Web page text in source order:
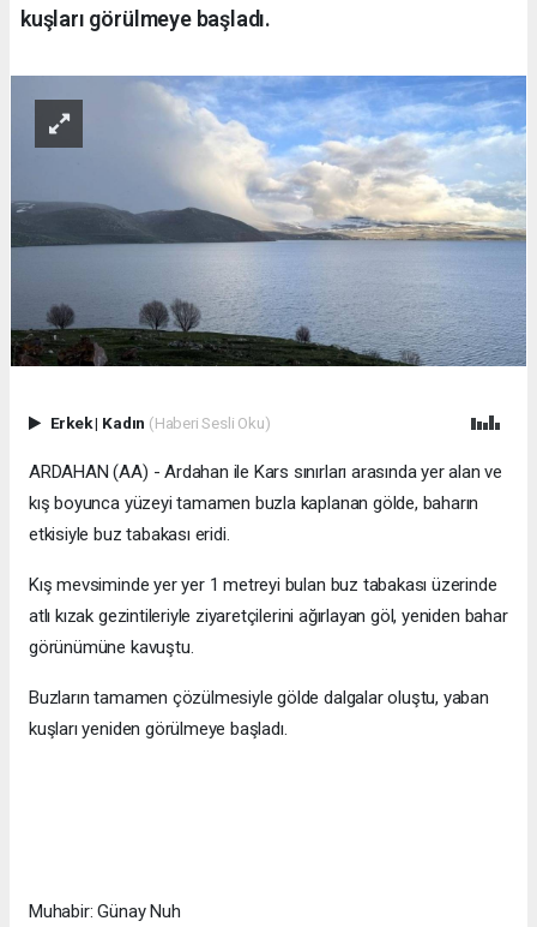
kuşları görülmeye başladı.
Erkek| Kadın (Haberi Sesli Oku)
ARDAHAN (AA) - Ardahan ile Kars sınırları arasında yer alan ve
kış boyunca yüzeyi tamamen buzla kaplanan gölde, baharın
etkisiyle buz tabakası eridi.
Kış mevsiminde yer yer 1 metreyi bulan buz tabakası üzerinde
atlı kızak gezintileriyle ziyaretçilerini ağırlayan göl, yeniden bahar
görünümüne kavuştu.
Buzların tamamen çözülmesiyle gölde dalgalar oluştu, yaban
kuşları yeniden görülmeye başladı.
Muhabir: Günay Nuh